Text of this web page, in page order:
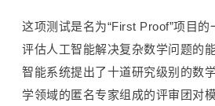
这项测试是名为“First Proof”项目
评估人工智能解决复杂数学问题的
智能系统提出了十道研究级别的数
学领域的匿名专家组成的评审团对